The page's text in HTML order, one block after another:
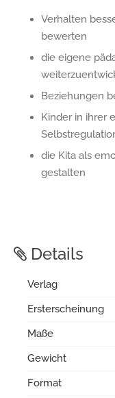
Verhalten
bewerten
die eigene
Beziehungen
Kinder in ihrer
die Kita als
gestalten
Details
Verlag
Ersterscheinung
Maße
Gewicht
Format